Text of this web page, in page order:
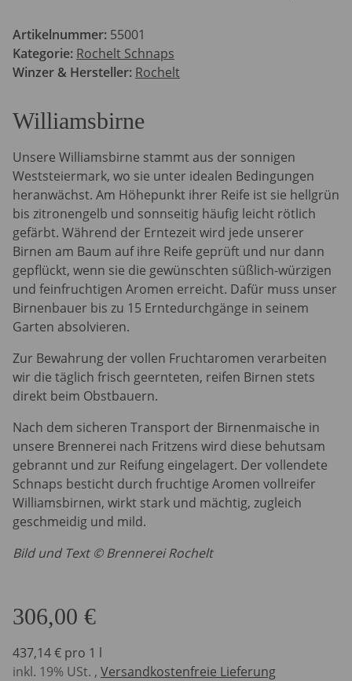
Artikelnummer: 55001
Kategorie: Rochelt Schnaps
Winzer & Hersteller: Rochelt
Williamsbirne
Unsere Williamsbirne stammt aus der sonnigen
Weststeiermark, wo sie unter idealen Bedingungen
heranwächst. Am Höhepunkt ihrer Reife ist sie hellgrün
bis zitronengelb und sonnseitig häufig leicht rötlich
gefärbt. Während der Erntezeit wird jede unserer
Birnen am Baum auf ihre Reife geprüft und nur dann
gepflückt, wenn sie die gewünschten süßlich-würzigen
und feinfruchtigen Aromen erreicht. Dafür muss unser
Birnenbauer bis zu 15 Erntedurchgänge in seinem
Garten absolvieren.
Zur Bewahrung der vollen Fruchtaromen verarbeiten
wir die täglich frisch geernteten, reifen Birnen stets
direkt beim Obstbauern.
Nach dem sicheren Transport der Birnenmaische in
unsere Brennerei nach Fritzens wird diese behutsam
gebrannt und zur Reifung eingelagert. Der vollendete
Schnaps besticht durch fruchtige Aromen vollreifer
Williamsbirnen, wirkt stark und mächtig, zugleich
geschmeidig und mild.
Bild und Text © Brennerei Rochelt
306,00 €
437,14 € pro 1 l
inkl. 19% USt. , Versandkostenfreie Lieferung